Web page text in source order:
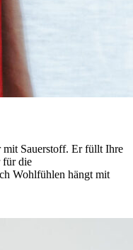
Sauerstoff. Er füllt Ihre
für die
Wohlfühlen hängt mit